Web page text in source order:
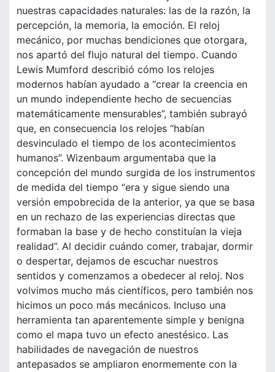
nuestras capacidades naturales: las de la razón, la
percepción, la memoria, la emoción. El reloj
mecánico, por muchas bendiciones que otorgara,
nos apartó del flujo natural del tiempo. Cuando
Lewis Mumford describió cómo los relojes
modernos habían ayudado a “crear la creencia en
un mundo independiente hecho de secuencias
matemáticamente mensurables”, también subrayó
que, en consecuencia los relojes “habían
desvinculado el tiempo de los acontecimientos
humanos”. Wizenbaum argumentaba que la
concepción del mundo surgida de los instrumentos
de medida del tiempo “era y sigue siendo una
versión empobrecida de la anterior, ya que se basa
en un rechazo de las experiencias directas que
formaban la base y de hecho constituían la vieja
realidad”. Al decidir cuándo comer, trabajar, dormir
o despertar, dejamos de escuchar nuestros
sentidos y comenzamos a obedecer al reloj. Nos
volvimos mucho más científicos, pero también nos
hicimos un poco más mecánicos. Incluso una
herramienta tan aparentemente simple y benigna
como el mapa tuvo un efecto anestésico. Las
habilidades de navegación de nuestros
antepasados se ampliaron enormemente con la